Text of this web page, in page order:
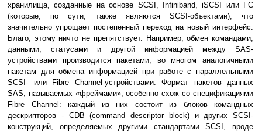
хранилища, созданные на основе SCSI, Infiniband, iSCSI или FC
(которые, по сути, также являются SCSI-объектами), что
значительно упрощает постепенный переход на новый интерфейс.
Благо, этому ничто не препятствует. Например, обмен командами,
данными, статусами и другой информацией между SAS-
устройствами производится пакетами, во многом аналогичными
пакетам для обмена информацией при работе с параллельными
SCSI- или Fibre Channel-устройствами. Формат пакетов данных
SAS, называемых «фреймами», особенно схож со спецификациями
Fibre Channel: каждый из них состоит из блоков командных
дескрипторов - CDB (command descriptor block) и других SCSI-
конструкций, определяемых другими стандартами SCSI, вроде